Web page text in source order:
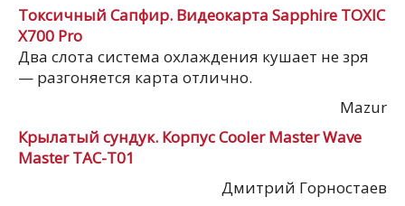
Токсичный Сапфир. Видеокарта Sapphire TOXIC
X700 Pro
Два слота система охлаждения кушает не зря
— разгоняется карта отлично.
Mazur
Крылатый сундук. Корпус Cooler Master Wave
Master TAC-T01
Дмитрий Горностаев